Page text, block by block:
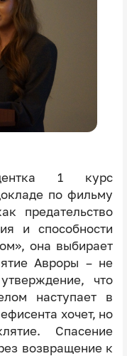
1 курс
по фильму
предательство
и способности
она выбирает
Авроры – не
что
наступает в
хочет, но
Спасение
возвращение к